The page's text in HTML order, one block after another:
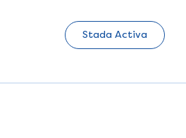
Stada Activa